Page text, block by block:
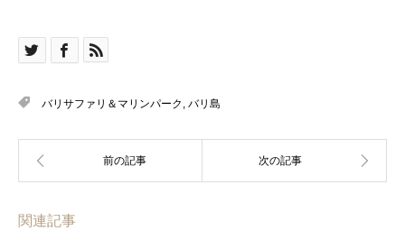
バリサファリ＆マリンパーク バリ島
関連記事